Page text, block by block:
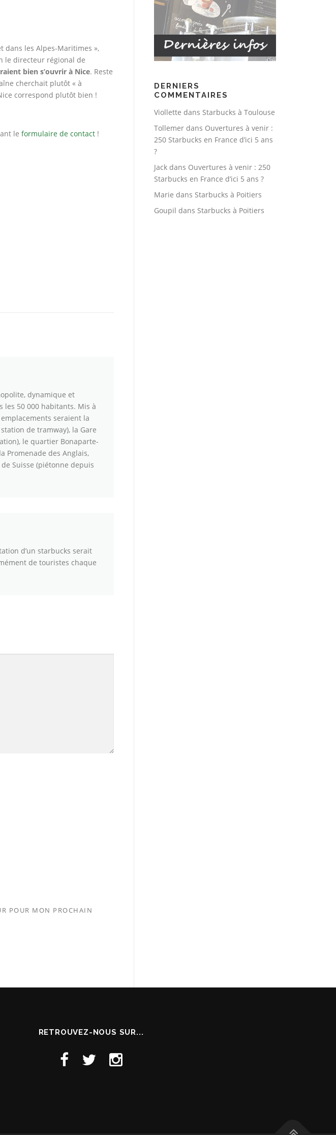
dans les Alpes-Maritimes »,
le directeur régional de
bien s’ouvrir à Nice. Reste
cherchait plutôt « à
correspond plutôt bien !
le formulaire de contact !
dynamique et
les 50 000 habitants. Mis à
seraient la
de tramway), la Gare
le quartier Bonaparte-
Promenade des Anglais,
Suisse (piétonne depuis
d’un starbucks serait
de touristes chaque
POUR MON PROCHAIN
DERNIERS
COMMENTAIRES
Viollette dans Starbucks à Toulouse
Tollemer dans Ouvertures à venir :
250 Starbucks en France d’ici 5 ans
?
Jack dans Ouvertures à venir : 250
Starbucks en France d’ici 5 ans ?
Marie dans Starbucks à Poitiers
Goupil dans Starbucks à Poitiers
RETROUVEZ-NOUS SUR...